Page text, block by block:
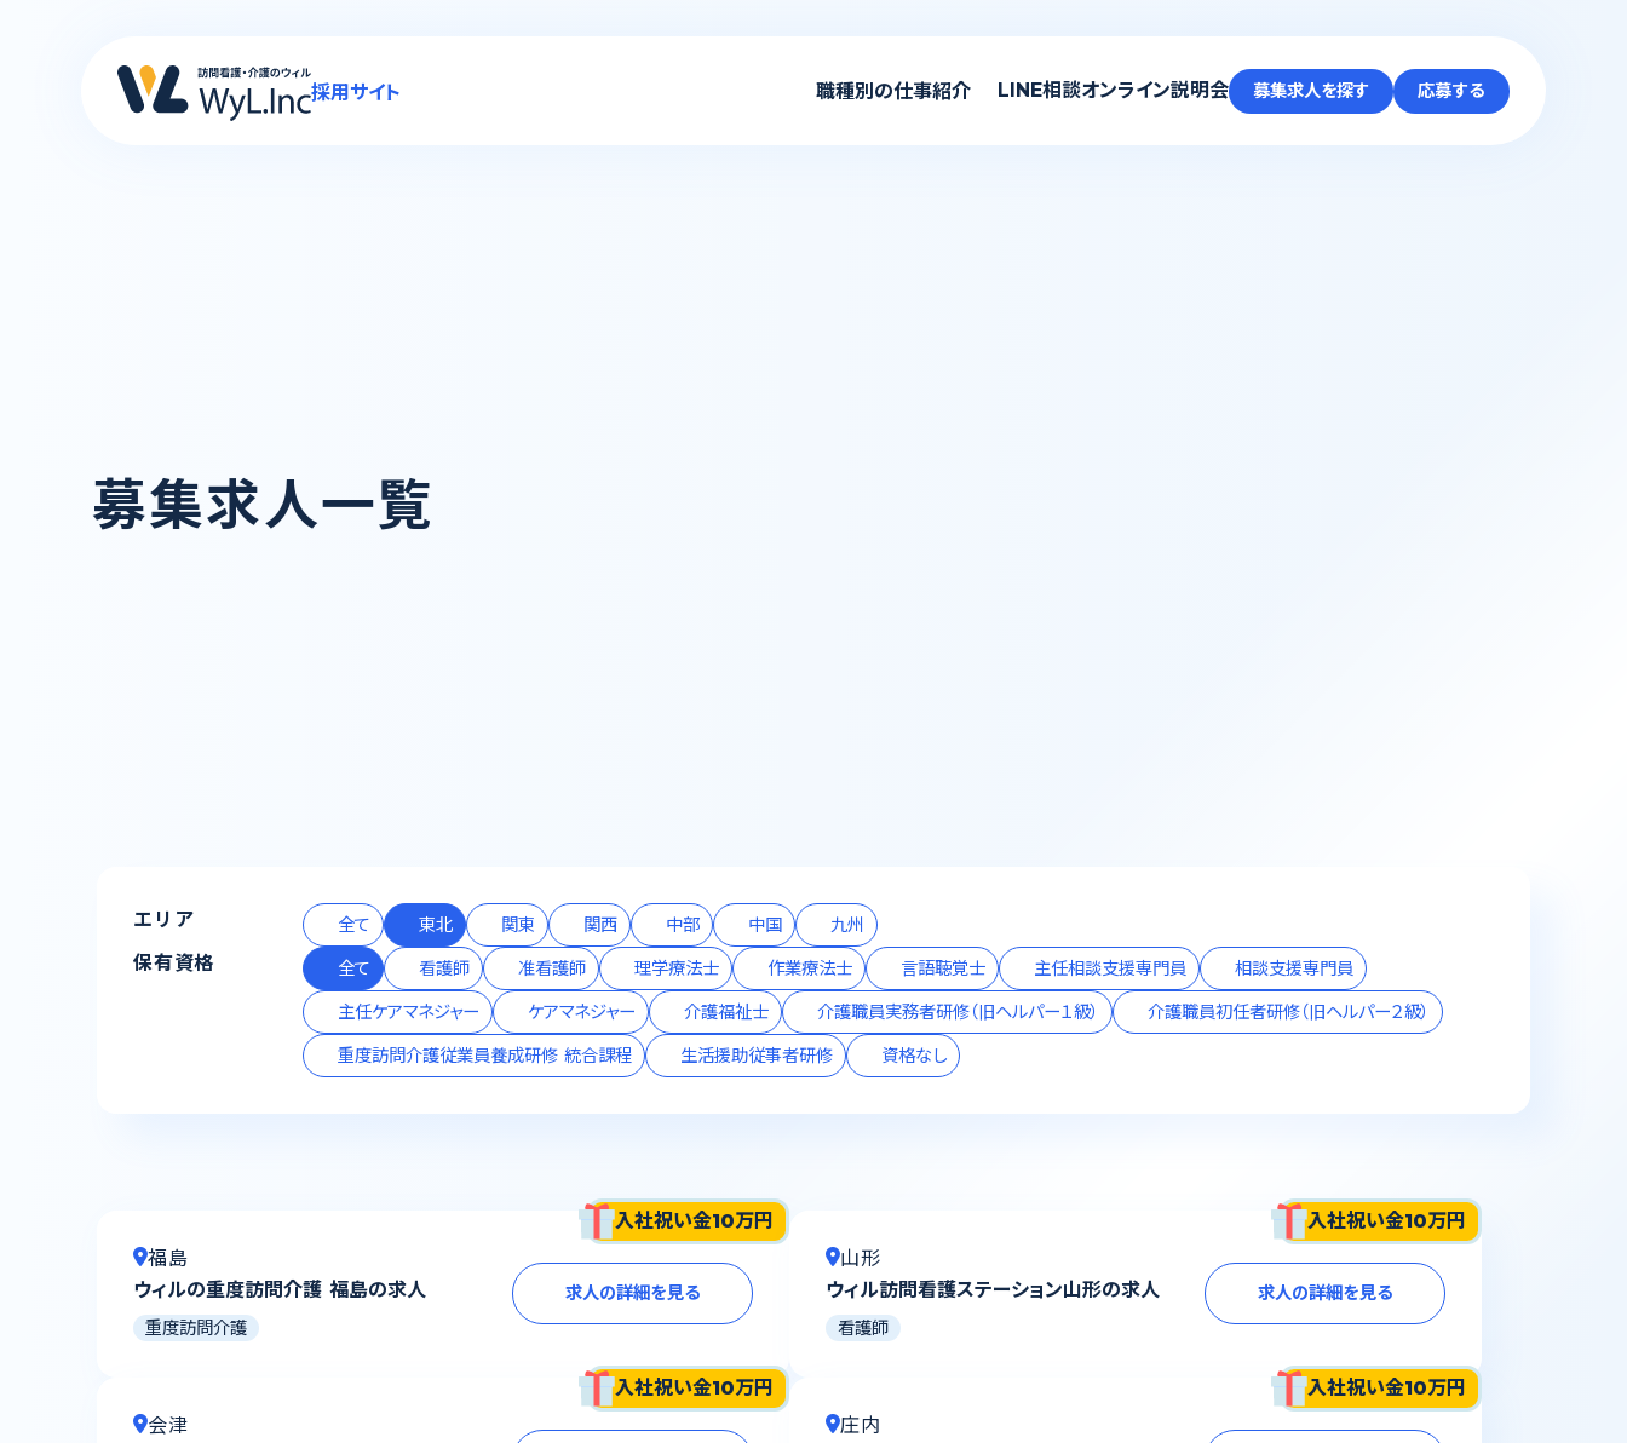
採用サイト 職種別の仕事紹介
看護の仕事
LINE相談オンライン説明会 募集求人を探す 応募する
募集求人一覧
エリア 全て 東北 関東 関西 中部 中国 九州
保有資格 全て 看護師 准看護師 理学療法士 作業療法士 言語聴覚士 主任相談支援専門員
相談支援専門員
主任ケアマネジャー
ケアマネジャー 介護福祉士 介護職員実務者研修（旧ヘルパー１級）
介護職員初任者研修（旧ヘルパー２級）
重度訪問介護従業員養成研修 統合課程
生活援助従事者研修 資格なし
福島
ウィルの重度訪問介護 福島の求人
重度訪問介護
求人の詳細を見る
入社祝い金10万円
山形
ウィル訪問看護ステーション山形の求人
看護師
求人の詳細を見る
入社祝い金10万円
会津
入社祝い金10万円
庄内
入社祝い金10万円